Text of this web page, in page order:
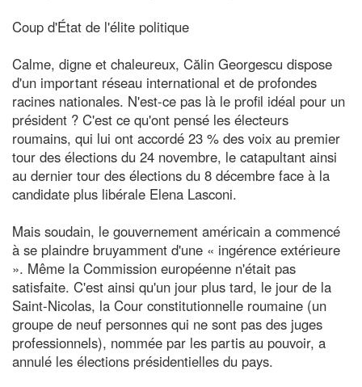
Coup d'État de l'élite politique
Calme, digne et chaleureux, Călin Georgescu dispose
d'un important réseau international et de profondes
racines nationales. N'est-ce pas là le profil idéal pour un
président ? C'est ce qu'ont pensé les électeurs
roumains, qui lui ont accordé 23 % des voix au premier
tour des élections du 24 novembre, le catapultant ainsi
au dernier tour des élections du 8 décembre face à la
candidate plus libérale Elena Lasconi.
Mais soudain, le gouvernement américain a commencé
à se plaindre bruyamment d'une « ingérence extérieure
». Même la Commission européenne n'était pas
satisfaite. C'est ainsi qu'un jour plus tard, le jour de la
Saint-Nicolas, la Cour constitutionnelle roumaine (un
groupe de neuf personnes qui ne sont pas des juges
professionnels), nommée par les partis au pouvoir, a
annulé les élections présidentielles du pays.